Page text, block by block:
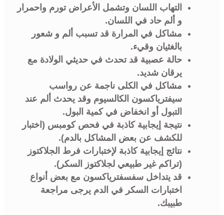
التهاب اللسان وتشمل الأعراض تورم واحمرار
و ألم حاد في اللسان.
مشاكل في المرارة قد تسبب ألم و شعور
بالغثيان وقيء.
حالة عصبية قد تحدث في حديثي الولادة مع
يرقان شديد.
مشاكل في الكلى ناجمة عن رواسب
سيفترياكسون الكالسيوم وقد يحدث ألم عند
التبول أو انخفاض في كمية البول.
نتيجة إيجابية كاذبة في فحص كومبس (اختبار
للكشف عن بعض المشاكل بالدم).
نتائج إيجابية كاذبة لإختبارات فرط الجلاكتوز
(تراكم غير طبيعي لجلاكتوز السكر).
قد يتداخل سفسفترياكسون مع بعض أنواع
اختبارات السكر في الدم يرجى مراجعة
طبيبك.